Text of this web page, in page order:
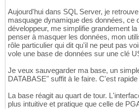
Aujourd'hui dans SQL Server, je
masquage dynamique des données, ce
développeur, me simplifie grandement
penser à masquer les données, mon
rôle particulier qui dit qu'il ne peut pas
vole une base de données sur une clé
Je veux sauvegarder ma base, un
DATABASE" suffit à le faire. C'est
La base réagit au quart de tour.
plus intuitive et pratique que celle de